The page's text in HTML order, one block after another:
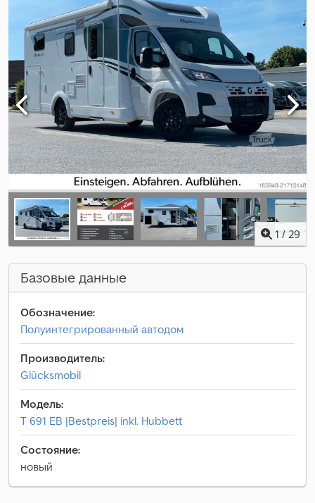
1 / 29
Базовые данные
Обозначение:
Полуинтегрированный автодом
Производитель:
Glücksmobil
Модель:
T 691 EB |Bestpreis| inkl. Hubbett
Состояние:
новый